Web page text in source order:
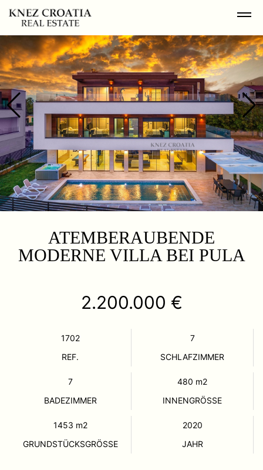
ATEMBERAUBENDE
MODERNE VILLA BEI PULA
2.200.000 €
1702
REF.
7
SCHLAFZIMMER
7
BADEZIMMER
480 m2
INNENGRÖSSE
1453 m2
GRUNDSTÜCKSGRÖSSE
2020
JAHR